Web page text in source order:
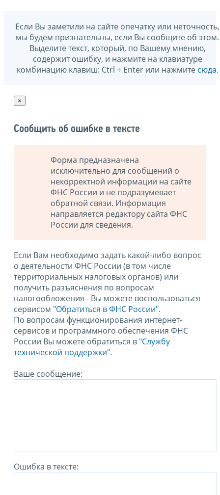
Если Вы заметили на сайте опечатку или неточность,
мы будем признательны, если Вы сообщите об этом.
Выделите текст, который, по Вашему мнению,
содержит ошибку, и нажмите на клавиатуре
комбинацию клавиш: Ctrl + Enter или нажмите сюда.
×
Сообщить об ошибке в тексте
Форма предназначена
исключительно для сообщений о
некорректной информации на сайте
ФНС России и не подразумевает
обратной связи. Информация
направляется редактору сайта ФНС
России для сведения.
Если Вам необходимо задать какой-либо вопрос
о деятельности ФНС России (в том числе
территориальных налоговых органов) или
получить разъяснения по вопросам
налогообложения - Вы можете воспользоваться
сервисом "Обратиться в ФНС России".
По вопросам функционирования интернет-
сервисов и программного обеспечения ФНС
России Вы можете обратиться в "Службу
технической поддержки".
Ваше сообщение:
Ошибка в тексте: